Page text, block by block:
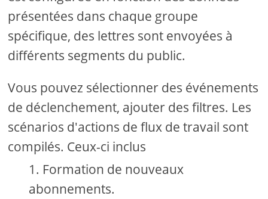
présentées dans chaque groupe
spécifique, des lettres sont envoyées à
différents segments du public.
Vous pouvez sélectionner des événements
de déclenchement, ajouter des filtres. Les
scénarios d'actions de flux de travail sont
compilés. Ceux-ci inclus
Formation de nouveaux
abonnements.